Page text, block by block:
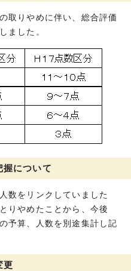
取りやめに伴い、総合評価
ました。
握について
数をリンクしていました
りやめたことから、今後
予算、人数を別途集計し記
更